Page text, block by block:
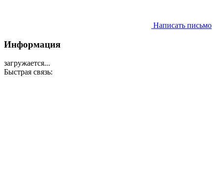
Написать письмо
Информация
загружается...
Быстрая связь: